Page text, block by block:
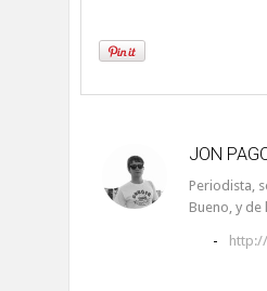
JON
Periodista,
Bueno, y de
-